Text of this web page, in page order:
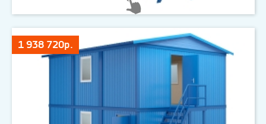
1 938 720р.